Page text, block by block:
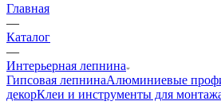
Главная
—
Каталог
—
Интерьерная лепнина
Гипсовая лепнинаАлюминиевые
декорКлеи и инструменты для